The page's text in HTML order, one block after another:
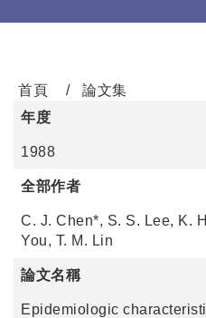
首頁
論文集
年度
1988
全部作者
C. J. Chen*, S. S. Lee, K.
You, T. M. Lin
論文名稱
Epidemiologic